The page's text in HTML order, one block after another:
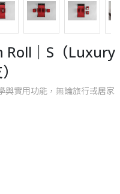
Roll｜S（Luxury
與實用功能，無論旅行或居家